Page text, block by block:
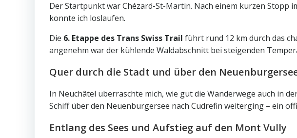
Der Startpunkt war Chézard-St-Martin. Nach einem kurzen
konnte ich loslaufen.
Die 6. Etappe des Trans Swiss Trail führt rund 12 km durch das
angenehm war der kühlende Waldabschnitt bei steigenden
Quer durch die Stadt und über den
In Neuchâtel überraschte mich, wie gut die Wanderwege auch in
Schiff über den Neuenburgersee nach Cudrefin weiterging – ein
Entlang des Sees und Aufstieg auf den Mont Vully